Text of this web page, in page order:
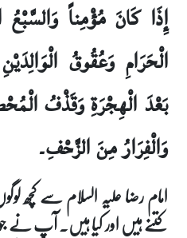
إِذَا كَانَ مُؤْمِناً
الْحَرَامِ وَعُقُوقُ
بَعْدَ الْهِجْرَةِ وَقَذْفُ
وَالْفِرَارُ مِنَ الزَّحْفِ۔
امام رضا علیہ السلام سے کچھ
کتنے ہیں اور کیا ہیں۔ آپ نے